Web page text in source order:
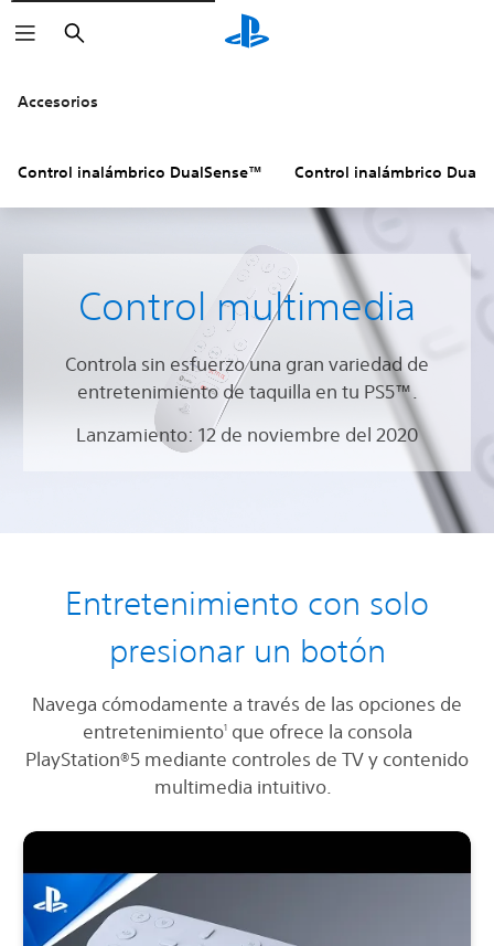
Buscar
Accesorios
Control inalámbrico DualSense™ Control inalámbrico
Control multimedia
Controla sin esfuerzo una gran variedad de
entretenimiento de taquilla en tu PS5™.
Lanzamiento: 12 de noviembre del 2020
Entretenimiento con solo
presionar un botón
Navega cómodamente a través de las opciones de
entretenimiento1que ofrece la consola
PlayStation®5 mediante controles de TV y contenido
multimedia intuitivo.